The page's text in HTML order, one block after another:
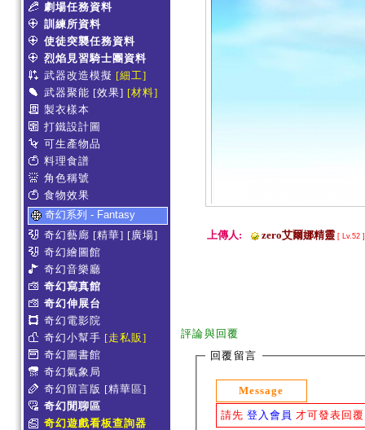
劇場任務資料
訓練所資料
使徒突襲任務資料
烈焰見習騎士團資料
武器改造模擬 [細工]
武器聚能 [效果] [材料]
製衣樣本
打鐵設計圖
可生產物品
料理食譜
角色稱號
食物效果
奇幻系列 - Fantasy
奇幻藝廊 [精華] [廣場]
奇幻繪圖館
奇幻音樂廳
奇幻寫真館
奇幻伸展台
奇幻電影院
奇幻小幫手 [走私販]
奇幻圖書館
奇幻氣象局
奇幻留言版 [精華區]
奇幻閒聊區
奇幻遊戲看板查詢器
上傳人: zero艾爾娜精靈 [ Lv.52
評論與回覆
回覆留言
Message
請先 登入會員 才可發表回